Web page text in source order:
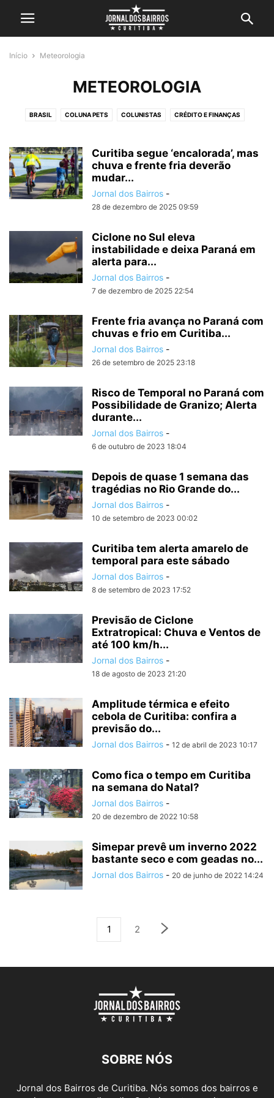
Início Meteorologia
METEOROLOGIA
BRASIL COLUNA PETS COLUNISTAS CRÉDITO E FINANÇAS
ESPORTES EVENTOS FANNY INTERNACIONAL LAZER
LITORAL METEOROLOGIA MEU BAIRRO NOTÍCIAS
OPORTUNIDADES PARANÁ
REGIÃO METROPOLITANA
Curitiba segue ‘encalorada’, mas
chuva e frente fria deverão
mudar...
Jornal dos Bairros -
28 de dezembro de 2025 09:59
Ciclone no Sul eleva
instabilidade e deixa Paraná em
alerta para...
Jornal dos Bairros -
7 de dezembro de 2025 22:54
Frente fria avança no Paraná com
chuvas e frio em Curitiba...
Jornal dos Bairros -
26 de setembro de 2025 23:18
Risco de Temporal no Paraná com
Possibilidade de Granizo; Alerta
durante...
Jornal dos Bairros -
6 de outubro de 2023 18:04
Depois de quase 1 semana das
tragédias no Rio Grande do...
Jornal dos Bairros -
10 de setembro de 2023 00:02
Curitiba tem alerta amarelo de
temporal para este sábado
Jornal dos Bairros -
8 de setembro de 2023 17:52
Previsão de Ciclone
Extratropical: Chuva e Ventos de
até 100 km/h...
Jornal dos Bairros -
18 de agosto de 2023 21:20
Amplitude térmica e efeito
cebola de Curitiba: confira a
previsão do...
Jornal dos Bairros - 12 de abril de 2023 10:17
Como fica o tempo em Curitiba
na semana do Natal?
Jornal dos Bairros -
20 de dezembro de 2022 10:58
Simepar prevê um inverno 2022
bastante seco e com geadas no...
Jornal dos Bairros - 20 de junho de 2022 14:24
1 2
SOBRE NÓS
Jornal dos Bairros de Curitiba. Nós somos dos bairros e